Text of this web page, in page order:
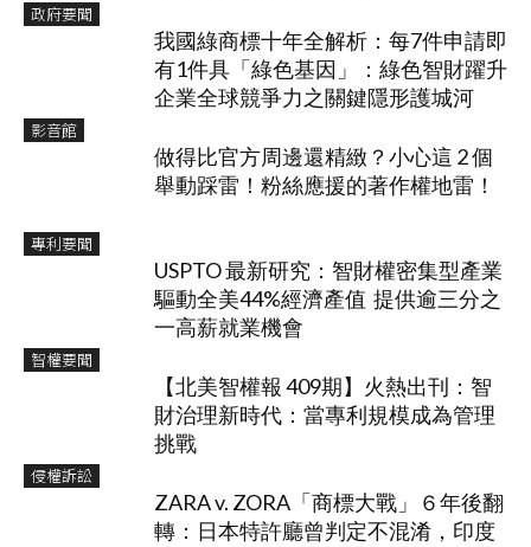
政府要聞
我國綠商標十年全解析：每7件申請即
有1件具「綠色基因」：綠色智財躍升
企業全球競爭力之關鍵隱形護城河
影音館
做得比官方周邊還精緻？小心這 2 個
舉動踩雷！粉絲應援的著作權地雷！
專利要聞
USPTO 最新研究：智財權密集型產業
驅動全美44%經濟產值 提供逾三分之
一高薪就業機會
智權要聞
【北美智權報 409期】火熱出刊：智
財治理新時代：當專利規模成為管理
挑戰
侵權訴訟
ZARA v. ZORA「商標大戰」６年後翻
轉：日本特許廳曾判定不混淆，印度